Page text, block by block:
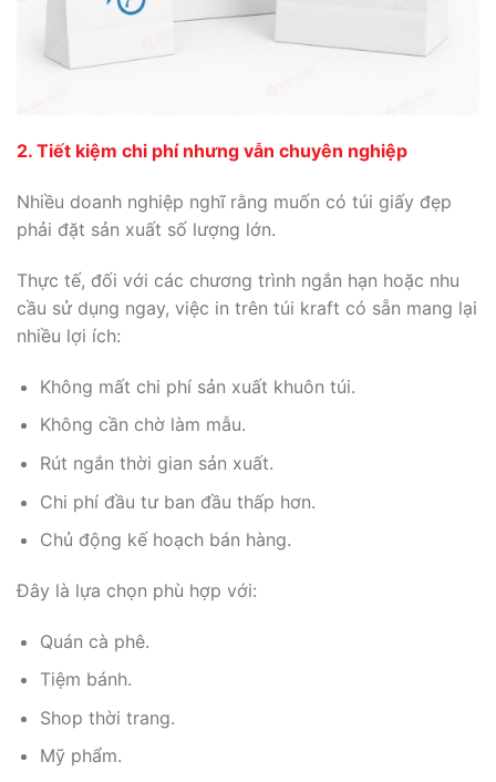
2. Tiết kiệm chi phí nhưng vẫn chuyên nghiệp
Nhiều doanh nghiệp nghĩ rằng muốn có túi giấy đẹp
phải đặt sản xuất số lượng lớn.
Thực tế, đối với các chương trình ngắn hạn hoặc nhu
cầu sử dụng ngay, việc in trên túi kraft có sẵn mang lại
nhiều lợi ích:
Không mất chi phí sản xuất khuôn túi.
Không cần chờ làm mẫu.
Rút ngắn thời gian sản xuất.
Chi phí đầu tư ban đầu thấp hơn.
Chủ động kế hoạch bán hàng.
Đây là lựa chọn phù hợp với:
Quán cà phê.
Tiệm bánh.
Shop thời trang.
Mỹ phẩm.